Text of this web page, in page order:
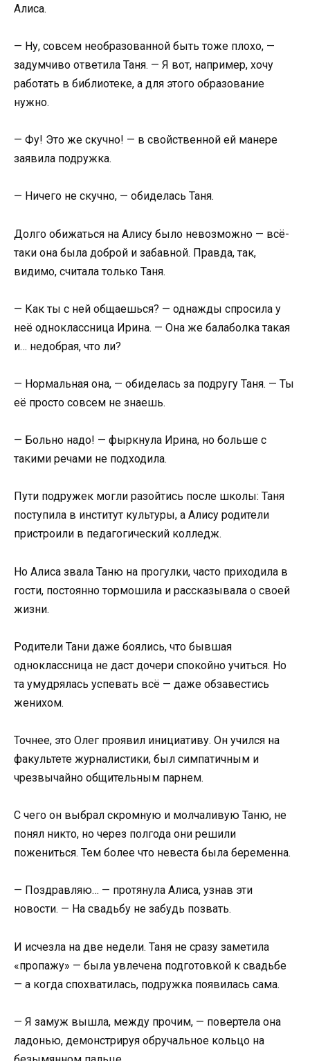
Алиса.
— Ну, совсем необразованной быть тоже плохо, —
задумчиво ответила Таня. — Я вот, например, хочу
работать в библиотеке, а для этого образование
нужно.
— Фу! Это же скучно! — в свойственной ей манере
заявила подружка.
— Ничего не скучно, — обиделась Таня.
Долго обижаться на Алису было невозможно — всё-
таки она была доброй и забавной. Правда, так,
видимо, считала только Таня.
— Как ты с ней общаешься? — однажды спросила у
неё одноклассница Ирина. — Она же балаболка такая
и… недобрая, что ли?
— Нормальная она, — обиделась за подругу Таня. — Ты
её просто совсем не знаешь.
— Больно надо! — фыркнула Ирина, но больше с
такими речами не подходила.
Пути подружек могли разойтись после школы: Таня
поступила в институт культуры, а Алису родители
пристроили в педагогический колледж.
Но Алиса звала Таню на прогулки, часто приходила в
гости, постоянно тормошила и рассказывала о своей
жизни.
Родители Тани даже боялись, что бывшая
одноклассница не даст дочери спокойно учиться. Но
та умудрялась успевать всё — даже обзавестись
женихом.
Точнее, это Олег проявил инициативу. Он учился на
факультете журналистики, был симпатичным и
чрезвычайно общительным парнем.
С чего он выбрал скромную и молчаливую Таню, не
понял никто, но через полгода они решили
пожениться. Тем более что невеста была беременна.
— Поздравляю… — протянула Алиса, узнав эти
новости. — На свадьбу не забудь позвать.
И исчезла на две недели. Таня не сразу заметила
«пропажу» — была увлечена подготовкой к свадьбе
— а когда спохватилась, подружка появилась сама.
— Я замуж вышла, между прочим, — повертела она
ладонью, демонстрируя обручальное кольцо на